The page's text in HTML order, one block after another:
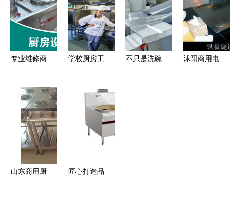
锈钢厨房厨
具】/节能
环保厨具/
学校工厂食
市深圳节能
厨具/环保
厨具生产供
应商_冷冻
备尽在搜了
型食堂出餐
效率难题
厨房解决方
案
专业维修商
中式油烟机
欧式油烟机
顶侧双吸油
烟机维修
学校厨房工
选择与配置
指南
不只是洗碗
沭阳商用电
山东商用厨
匠心打造品